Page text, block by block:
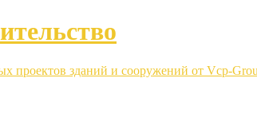
проектов зданий и сооружений от Vcp-